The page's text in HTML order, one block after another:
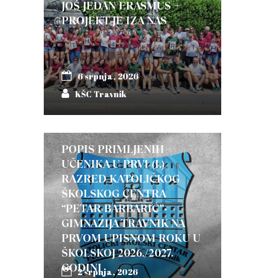
JOŠ JEDAN ERASMUS +
PROJEKT JE IZA NAS
6 srpnja, 2026
KŠC Travnik
POPIS PRIMLJENIH
UČENIKA U PRVI (I.)
RAZRED KATOLIČKOG
ŠKOLSKOG CENTRA
“PETAR BARBARIĆ”-
GIMNAZIJA TRAVNIK NA
PRVOM UPISNOM ROKU U
ŠKOLSKOJ 2026./2027.
GODINI
2 srpnja, 2026